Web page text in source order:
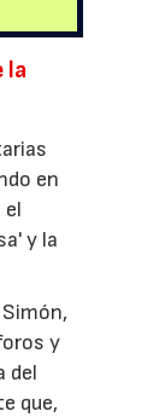
la
en
el
y la
y
del
que,